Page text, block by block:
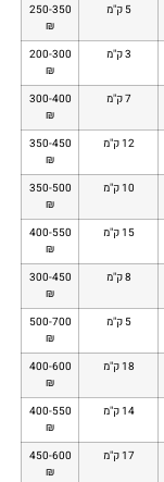
5 ק"מ
250-350
₪
3 ק"מ
200-300
₪
7 ק"מ
300-400
₪
12 ק"מ
350-450
₪
10 ק"מ
350-500
₪
15 ק"מ
400-550
₪
8 ק"מ
300-450
₪
5 ק"מ
500-700
₪
18 ק"מ
400-600
₪
14 ק"מ
400-550
₪
17 ק"מ
450-600
₪